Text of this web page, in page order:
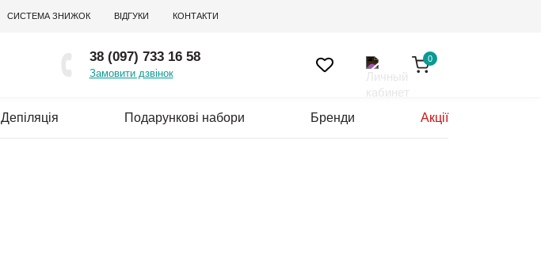
СИСТЕМА ЗНИЖОК ВІДГУКИ КОНТАКТИ
38 (097) 733 16 58
Замовити дзвінок
0
Депіляція Подарункові набори Бренди Акції